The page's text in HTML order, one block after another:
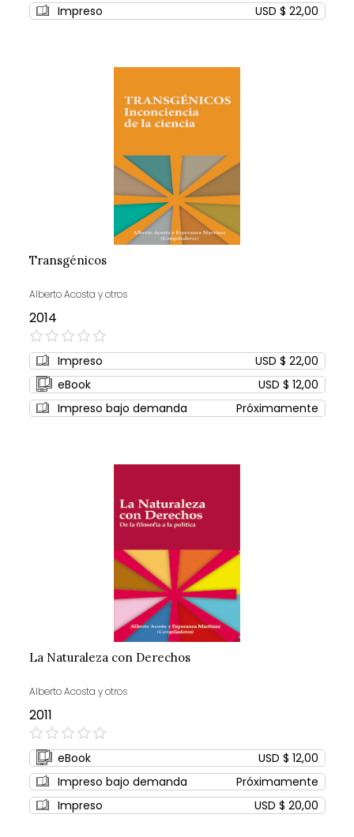
Impreso
USD $ 22,00
Transgénicos
Alberto Acosta y otros
2014
0%
Impreso
USD $ 22,00
eBook
USD $ 12,00
Impreso bajo demanda
Próximamente
La Naturaleza con Derechos
Alberto Acosta y otros
2011
0%
eBook
USD $ 12,00
Impreso bajo demanda
Próximamente
Impreso
USD $ 20,00